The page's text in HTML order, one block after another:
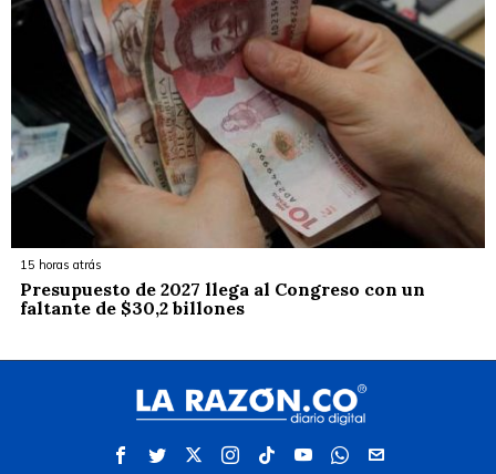
15 horas atrás
Presupuesto de 2027 llega al Congreso con un
faltante de $30,2 billones